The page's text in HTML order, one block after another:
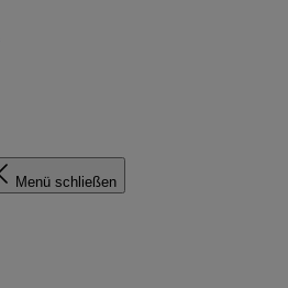
Menü schließen